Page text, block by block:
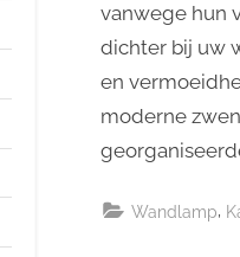
vanwege hun
dichter bij uw
en
moderne
Wandlamp